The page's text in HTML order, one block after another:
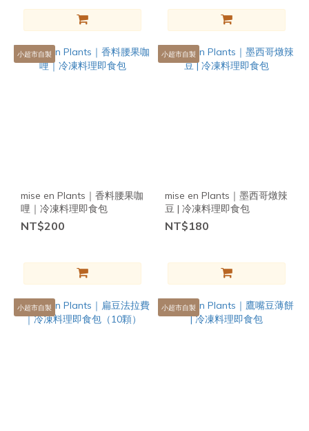
小超市自製
mise en Plants｜香料腰果咖
哩｜冷凍料理即食包
NT$200
小超市自製
mise en Plants｜墨西哥燉辣
豆 | 冷凍料理即食包
NT$180
小超市自製 小超市自製